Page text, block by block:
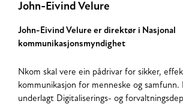
John-Eivind Velure
John-Eivind Velure er direktør i Nasjonal
kommunikasjonsmyndighet
Nkom skal vere ein pådrivar for sikker,
kommunikasjon for menneske og
underlagt Digitaliserings- og